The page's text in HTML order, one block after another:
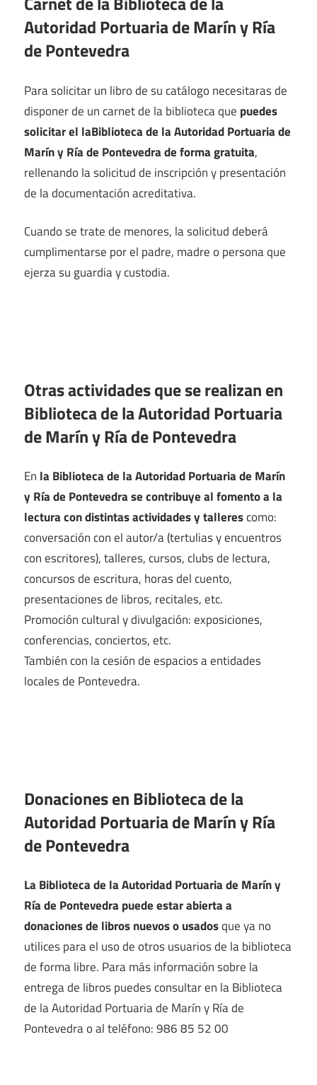
Autoridad Portuaria de Marín y Ría
de Pontevedra
Para solicitar un libro de su catálogo necesitaras de
disponer de un carnet de la biblioteca que puedes
solicitar el laBiblioteca de la Autoridad Portuaria de
Marín y Ría de Pontevedra de forma gratuita,
rellenando la solicitud de inscripción y presentación
de la documentación acreditativa.
Cuando se trate de menores, la solicitud deberá
cumplimentarse por el padre, madre o persona que
ejerza su guardia y custodia.
Otras actividades que se realizan en
Biblioteca de la Autoridad Portuaria
de Marín y Ría de Pontevedra
En la Biblioteca de la Autoridad Portuaria de Marín
y Ría de Pontevedra se contribuye al fomento a la
lectura con distintas actividades y tallerescomo:
conversación con el autor/a (tertulias y encuentros
con escritores), talleres, cursos, clubs de lectura,
concursos de escritura, horas del cuento,
presentaciones de libros, recitales, etc.
Promoción cultural y divulgación: exposiciones,
conferencias, conciertos, etc.
También con la cesión de espacios a entidades
locales de Pontevedra.
Donaciones en Biblioteca de la
Autoridad Portuaria de Marín y Ría
de Pontevedra
La Biblioteca de la Autoridad Portuaria de Marín y
Ría de Pontevedra puede estar abierta a
donaciones de libros nuevos o usadosque ya no
utilices para el uso de otros usuarios de la biblioteca
de forma libre. Para más información sobre la
entrega de libros puedes consultar en la Biblioteca
de la Autoridad Portuaria de Marín y Ría de
Pontevedra o al teléfono: 986 85 52 00